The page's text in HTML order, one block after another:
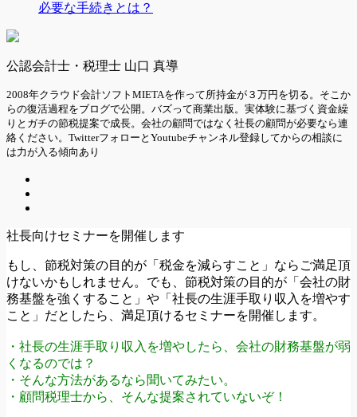
必要な手続きとは？
公認会計士・税理士 山口 真導
2008年クラウド会計ソフトMIETAを作って所持金が３万円を切る。そこか
らの復活過程をブログで公開。バズって商業出版。実体験に基づく資金繰
りとガチの節税提案で成長。会社の顧問ではなく社長の顧問が必要なら連
絡ください。TwitterフォローとYoutubeチャンネル登録してからの相談に
は力が入る傾向あり
社長向けセミナーを開催します
もし、節税対策の目的が「税金を減らすこと」ならご満足頂
けないかもしれません。でも、節税対策の目的が「会社の財
務基盤を強くすること」や「社長の生涯手取り収入を増やす
こと」だとしたら、満足頂けるセミナーを開催します。
・社長の生涯手取り収入を増やしたら、会社の財務基盤が弱
くなるのでは？
・そんな方法があるなら聞いてみたい。
・顧問税理士から、そんな提案されていないぞ！